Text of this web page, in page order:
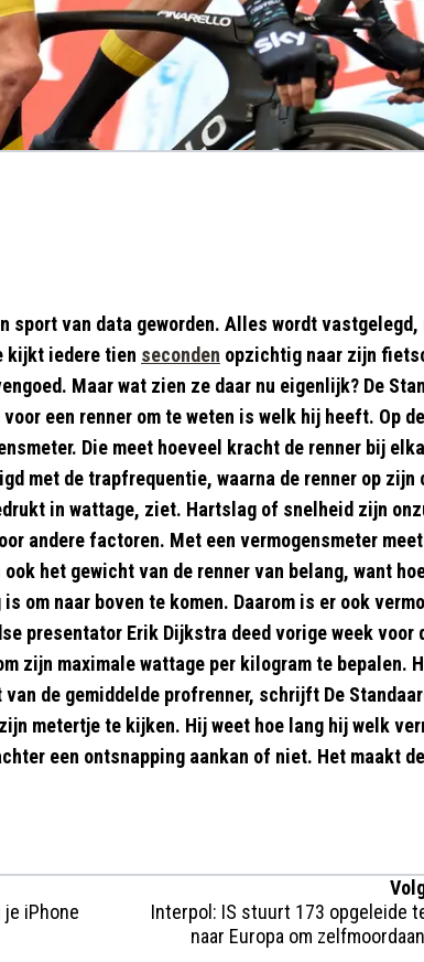
sport van data geworden. Alles wordt
kijkt iedere tien seconden opzichtig naar zijn
Maar wat zien ze daar nu eigenlijk? De
een renner om te weten is welk hij heeft. Op
Die meet hoeveel kracht de renner bij
met de trapfrequentie, waarna de renner op zijn
in wattage, ziet. Hartslag of snelheid zijn
andere factoren. Met een vermogensmeter
ook het gewicht van de renner van belang, want
om naar boven te komen. Daarom is er ook
presentator Erik Dijkstra deed vorige week voor
zijn maximale wattage per kilogram te bepalen.
de gemiddelde profrenner, schrijft De
metertje te kijken. Hij weet hoe lang hij welk
een ontsnapping aankan of niet. Het maakt
je iPhone
Interpol: IS stuurt 173 opgeleide
naar Europa om